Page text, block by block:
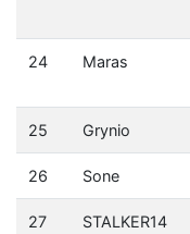
24 Maras
25 Grynio
26 Sone
27 STALKER14